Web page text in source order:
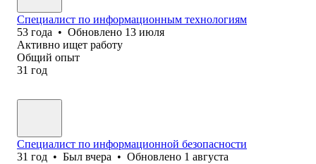
Специалист по информационным технологиям
53 года • Обновлено 13 июля
Активно ищет работу
Общий опыт
31 год
Специалист по информационной безопасности
31 год • Был вчера • Обновлено 1 августа